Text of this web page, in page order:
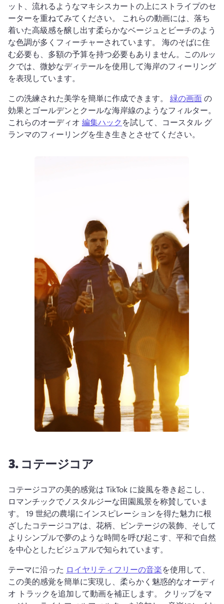
ット、流れるようなマキシスカートの上にストライプのセ
ーターを重ねてみてください。 これらの動画には、落ち
着いた高級感を醸し出す柔らかなベージュとビーチのよう
な色調が多くフィーチャーされています。 海のそばに住
む必要も、多額の予算を持つ必要もありません。このルッ
クでは、微妙なディテールを使用して海岸のフィーリング
を表現しています。
この洗練された美学を簡単に作成できます。 緑の画面 の
これらのオーディオ 編集ハック を試して、コースタル グ
ランマのフィーリングを生き生きとさせてください。
3. コテージコア
コテージコアの美的感覚は TikTok に旋風を巻き起こし、
ロマンチックでノスタルジーな田園風景を称賛していま
す。 19 世紀の農場にインスピレーションを得た魅力に根
ざしたコテージコアは、花柄、ビンテージの装飾、そして
よりシンプルで夢のような時間を呼び起こす、平和で自然
を中心としたビジュアルで知られています。
テーマに沿った ロイヤリティフリーの音楽を使用して、
この美的感覚を簡単に実現し、柔らかく魅惑的なオーディ
オ トラックを追加して動画を補正します。 クリップをマ